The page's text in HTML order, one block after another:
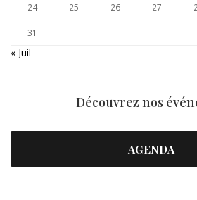
24 25 26 27
31
« Juil
Découvrez nos
AGENDA